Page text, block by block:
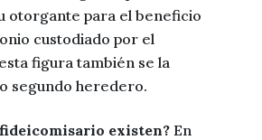
otorgante para el beneficio
custodiado por el
figura también se la
segundo heredero.
existen?En